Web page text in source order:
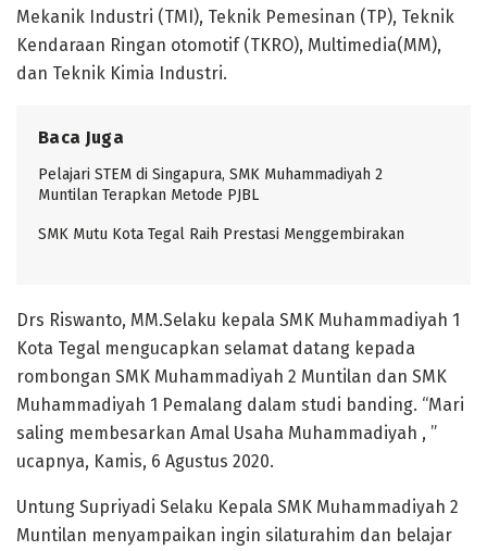
Mekanik Industri (TMI), Teknik Pemesinan (TP), Teknik
Kendaraan Ringan otomotif (TKRO), Multimedia(MM),
dan Teknik Kimia Industri.
Baca Juga
Pelajari STEM di Singapura, SMK Muhammadiyah 2
Muntilan Terapkan Metode PJBL
SMK Mutu Kota Tegal Raih Prestasi Menggembirakan
Drs Riswanto, MM.Selaku kepala SMK Muhammadiyah 1
Kota Tegal mengucapkan selamat datang kepada
rombongan SMK Muhammadiyah 2 Muntilan dan SMK
Muhammadiyah 1 Pemalang dalam studi banding. “Mari
saling membesarkan Amal Usaha Muhammadiyah , ”
ucapnya, Kamis, 6 Agustus 2020.
Untung Supriyadi Selaku Kepala SMK Muhammadiyah 2
Muntilan menyampaikan ingin silaturahim dan belajar